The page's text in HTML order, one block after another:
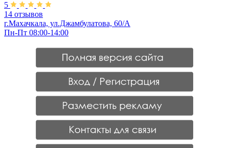
5
14 отзывов
г.Махачкала, ул.Джамбулатова, 60/А
Пн-Пт 08:00-14:00